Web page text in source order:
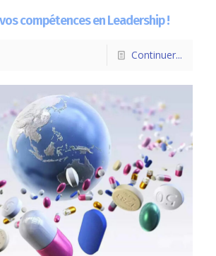
compétences en Leadership !
Continuer...